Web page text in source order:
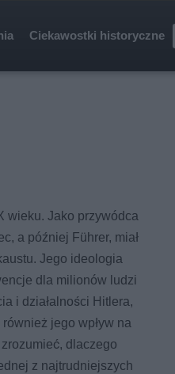
Ciekawostki historyczne
wieku. Jako przywódca
a później Führer, miał
Jego ideologia
dla milionów ludzi
i działalności Hitlera,
jego wpływ na
dlaczego
z najtrudniejszych